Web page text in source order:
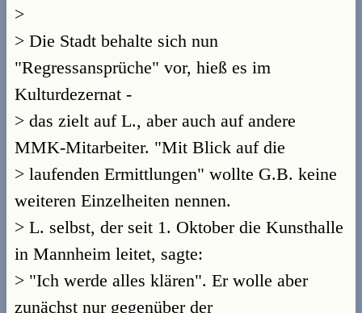
>
> Die Stadt behalte sich nun
"Regressansprüche" vor, hieß es im
Kulturdezernat -
> das zielt auf L., aber auch auf andere
MMK-Mitarbeiter. "Mit Blick auf die
> laufenden Ermittlungen" wollte G.B. keine
weiteren Einzelheiten nennen.
> L. selbst, der seit 1. Oktober die Kunsthalle
in Mannheim leitet, sagte:
> "Ich werde alles klären". Er wolle aber
zunächst nur gegenüber der